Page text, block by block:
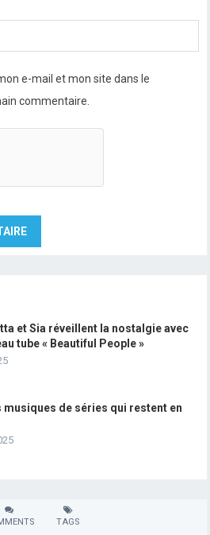
e-mail et mon site dans le
commentaire.
et Sia réveillent la nostalgie avec
tube « Beautiful People »
musiques de séries qui restent en
TAGS